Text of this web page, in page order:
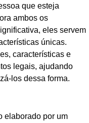
que esteja
ambos os
eles servem
únicas.
características e
legais, ajudando
los dessa forma.
elaborado por um